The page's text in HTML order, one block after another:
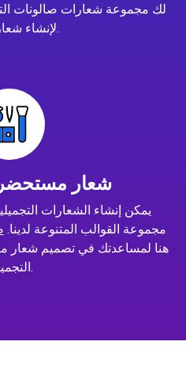
لك مجموعة شعارات صالونات
لإنشاء شعار لعملك.
شعار
يمكن إنشاء الشعارات
مجموعة القوالب المتنوعة لدينا.
هنا لمساعدتك في تصميم شعار
التجميلية.